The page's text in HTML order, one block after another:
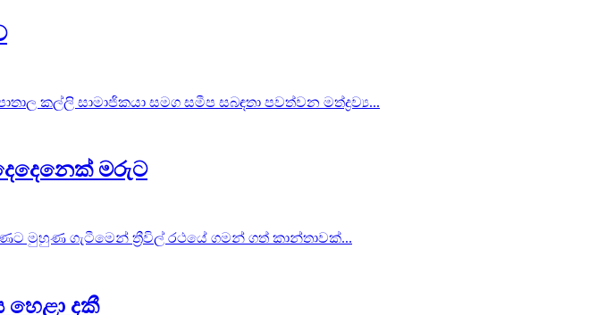
කල්ලි සාමාජිකයා සමග සමීප සබඳතා පවත්වන මත්ද්‍රව්‍ය...
මරුට
මුහුණ ගැටීමෙන් ත්‍රීවිල් රථයේ ගමන් ගත් කාන්තාවක්...
හෙළා දකී